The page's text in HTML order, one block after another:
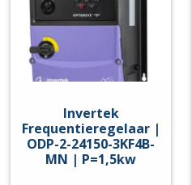
Invertek
Frequentieregelaar |
ODP-2-24150-3KF4B-
MN | P=1,5kw